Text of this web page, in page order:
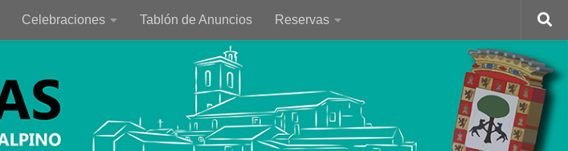
Celebraciones Tablón de Anuncios Reservas